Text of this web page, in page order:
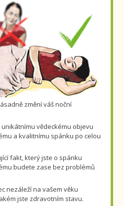
změní váš noční
unikátnímu vědeckému objevu
a kvalitnímu spánku po celou
fakt, který jste o spánku
budete zase bez problémů
nezáleží na vašem věku
jste zdravotním stavu.